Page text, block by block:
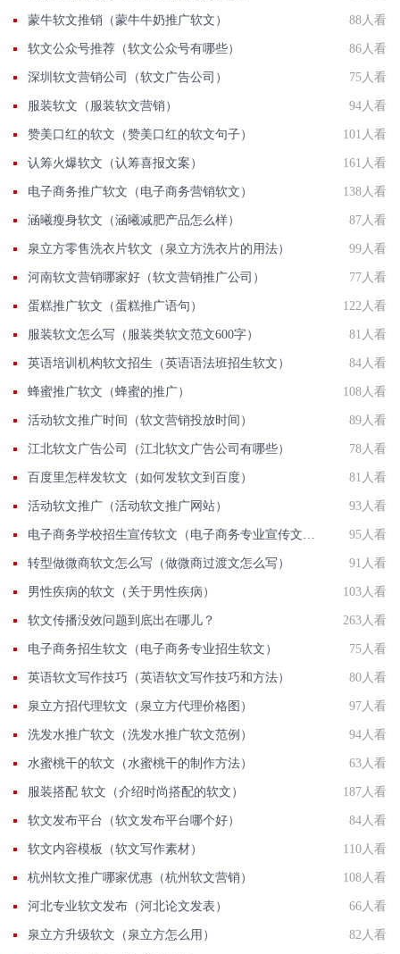
蒙牛软文推销（蒙牛牛奶推广软文） 88人看
软文公众号推荐（软文公众号有哪些） 86人看
深圳软文营销公司（软文广告公司） 75人看
服装软文（服装软文营销） 94人看
赞美口红的软文（赞美口红的软文句子） 101人看
认筹火爆软文（认筹喜报文案） 161人看
电子商务推广软文（电子商务营销软文） 138人看
涵曦瘦身软文（涵曦减肥产品怎么样） 87人看
泉立方零售洗衣片软文（泉立方洗衣片的用法） 99人看
河南软文营销哪家好（软文营销推广公司） 77人看
蛋糕推广软文（蛋糕推广语句） 122人看
服装软文怎么写（服装类软文范文600字） 81人看
英语培训机构软文招生（英语语法班招生软文） 84人看
蜂蜜推广软文（蜂蜜的推广） 108人看
活动软文推广时间（软文营销投放时间） 89人看
江北软文广告公司（江北软文广告公司有哪些） 78人看
百度里怎样发软文（如何发软文到百度） 81人看
活动软文推广（活动软文推广网站） 93人看
电子商务学校招生宣传软文（电子商务专业宣传文案） 95人看
转型做微商软文怎么写（做微商过渡文怎么写） 91人看
男性疾病的软文（关于男性疾病） 103人看
软文传播没效问题到底出在哪儿？ 263人看
电子商务招生软文（电子商务专业招生软文） 75人看
英语软文写作技巧（英语软文写作技巧和方法） 80人看
泉立方招代理软文（泉立方代理价格图） 97人看
洗发水推广软文（洗发水推广软文范例） 94人看
水蜜桃干的软文（水蜜桃干的制作方法） 63人看
服装搭配 软文（介绍时尚搭配的软文） 187人看
软文发布平台（软文发布平台哪个好） 84人看
软文内容模板（软文写作素材） 110人看
杭州软文推广哪家优惠（杭州软文营销） 108人看
河北专业软文发布（河北论文发表） 66人看
泉立方升级软文（泉立方怎么用） 82人看